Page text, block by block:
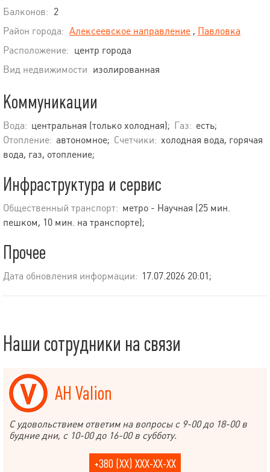
Балконов: 2
Район города: Алексеевское направление , Павловка
Расположение: центр города
Вид недвижимости изолированная
Коммуникации
Вода: центральная (только холодная); Газ: есть;
Отопление: автономное; Счетчики: холодная вода, горячая
вода, газ, отопление;
Инфраструктура и сервис
Общественный транспорт: метро - Научная (25 мин.
пешком, 10 мин. на транспорте);
Прочее
Дата обновления информации: 17.07.2026 20:01;
Наши сотрудники на связи
АН Valion
С удовольствием ответим на вопросы с 9-00 до 18-00 в
будние дни, с 10-00 до 16-00 в субботу.
+380 (XX) XXX-XX-XX